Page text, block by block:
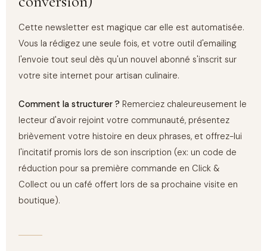
Cette newsletter est magique car elle est automatisée.
Vous la rédigez une seule fois, et votre outil d'emailing
l'envoie tout seul dès qu'un nouvel abonné s'inscrit sur
votre site internet pour artisan culinaire.
Comment la structurer ? Remerciez chaleureusement le
lecteur d'avoir rejoint votre communauté, présentez
brièvement votre histoire en deux phrases, et offrez-lui
l'incitatif promis lors de son inscription (ex: un code de
réduction pour sa première commande en Click &
Collect ou un café offert lors de sa prochaine visite en
boutique).